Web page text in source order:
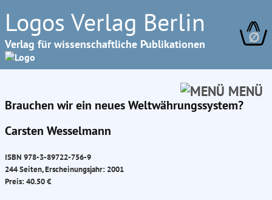
Logos Verlag Berlin
Verlag für wissenschaftliche Publikationen ∅
MENÜ
Brauchen wir ein neues Weltwährungssystem?
Carsten Wesselmann
ISBN 978-3-89722-756-9
244 Seiten, Erscheinungsjahr: 2001
Preis: 40.50 €